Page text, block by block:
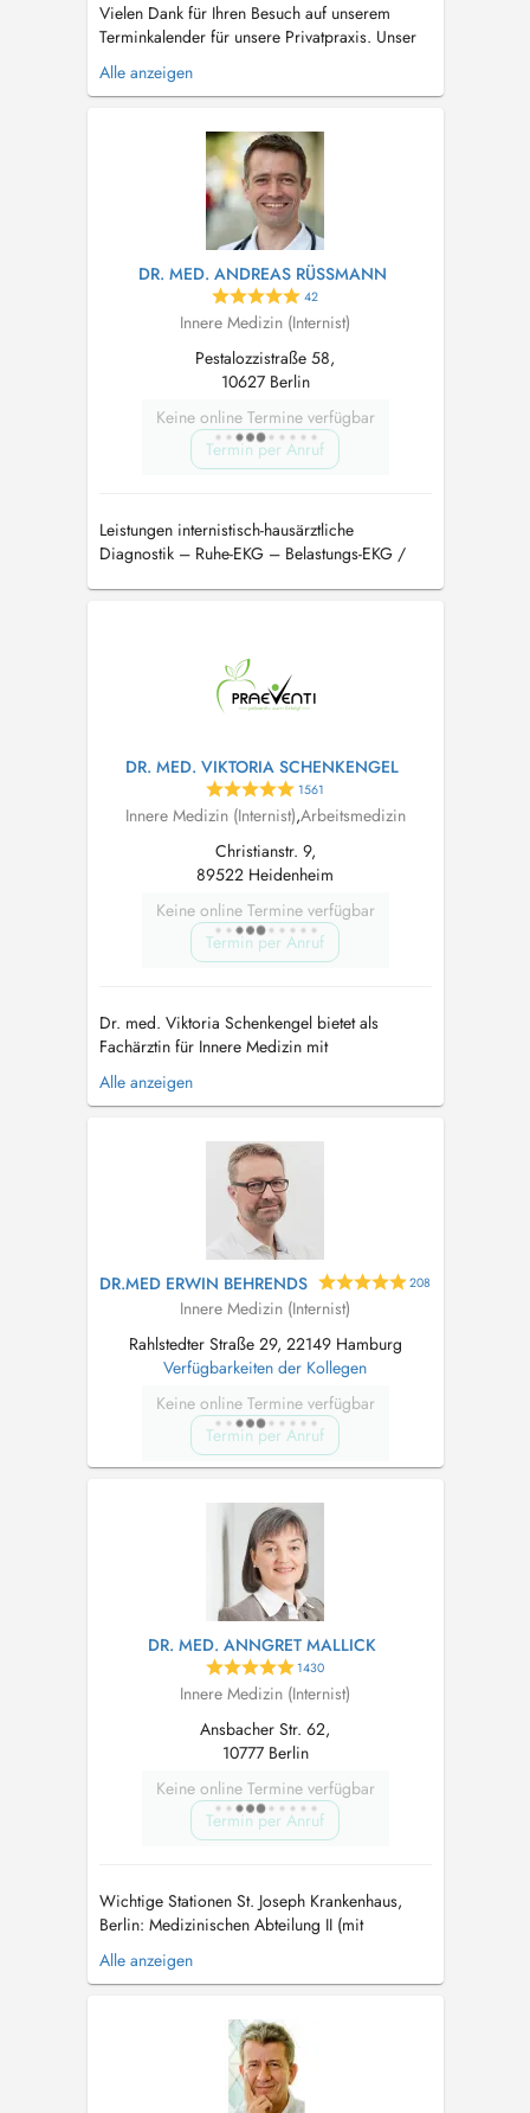
Vielen Dank für Ihren Besuch auf unserem
Terminkalender für unsere Privatpraxis. Unser
Leistungsspektrum: -umfassende Diagnostik und
schulmedizinische sowie komplementäre
einschließlich Autoimmunerkrankungen der
Schilddrüse -Therapie mit natürlichen Schil...
Alle anzeigen
DR. MED. ANDREAS RÜSSMANN
42
Innere Medizin (Internist)
Pestalozzistraße 58,
10627 Berlin
Keine online Termine verfügbar
Termin per Anruf
Leistungen internistisch-hausärztliche
Diagnostik – Ruhe-EKG – Belastungs-EKG /
DR. MED. VIKTORIA SCHENKENGEL
1561
Innere Medizin (Internist),Arbeitsmedizin
Christianstr. 9,
89522 Heidenheim
Keine online Termine verfügbar
Termin per Anruf
Dr. med. Viktoria Schenkengel bietet als
Fachärztin für Innere Medizin mit
Zusatzbezeichnung Notfallmedizin eine
medizinisch fundierte, individuelle Diagnostik
Betriebsmedizin ermöglicht ihr eine moderne
betriebsärztliche Betreuung, individuell auf die
Alle anzeigen
DR.MED ERWIN BEHRENDS 208
Innere Medizin (Internist)
Rahlstedter Straße 29, 22149 Hamburg
Verfügbarkeiten der Kollegen
Keine online Termine verfügbar
Termin per Anruf
DR. MED. ANNGRET MALLICK
1430
Innere Medizin (Internist)
Ansbacher Str. 62,
10777 Berlin
Keine online Termine verfügbar
Termin per Anruf
Wichtige Stationen St. Joseph Krankenhaus,
Berlin: Medizinischen Abteilung II (mit
Nephrologie und Dialyse) Chefärzte Prof. Dr.
Klaus Schaefer und Prof. Dr. Christiane Erley;
Assistenzärztin, Dialyse-Oberärztin, Leitende
Oberärztin Anerkennung als Fachärztin für In...
Alle anzeigen